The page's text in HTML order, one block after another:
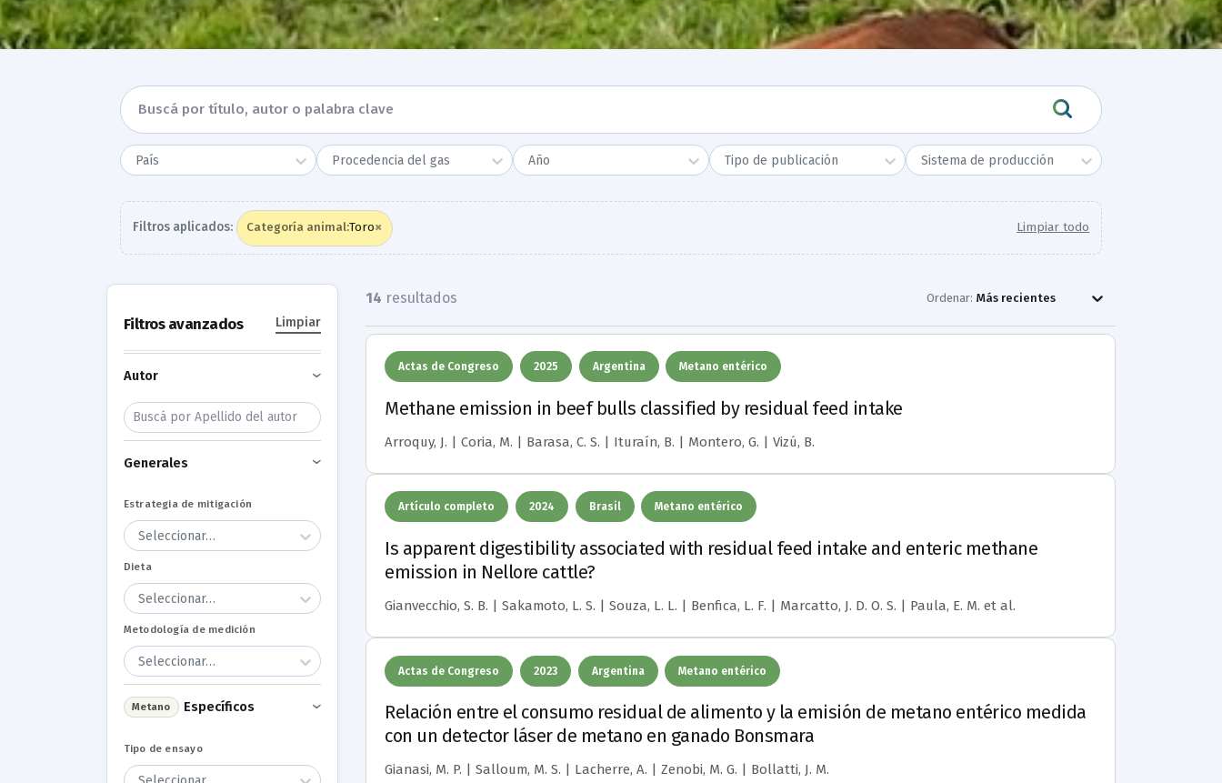
País Procedencia del gas Año Tipo de publicación Sistema de producción
Filtros aplicados: Categoría animal:Toro× Limpiar todo
Filtros avanzados Limpiar
Autor ›
Generales ›
Estrategia de mitigación
Seleccionar…
Dieta
Seleccionar…
Metodología de medición
Seleccionar…
Metano Específicos ›
Tipo de ensayo
14 resultados Ordenar: Más recientes
Actas de Congreso 2025 Argentina Metano entérico
Methane emission in beef bulls classified by residual feed intake
Arroquy, J. | Coria, M. | Barasa, C. S. | Ituraín, B. | Montero, G. | Vizú, B.
Artículo completo 2024 Brasil Metano entérico
Is apparent digestibility associated with residual feed intake and enteric methane
emission in Nellore cattle?
Gianvecchio, S. B. | Sakamoto, L. S. | Souza, L. L. | Benfica, L. F. | Marcatto, J. D. O. S. | Paula, E. M. et al.
Actas de Congreso 2023 Argentina Metano entérico
Relación entre el consumo residual de alimento y la emisión de metano entérico medida
con un detector láser de metano en ganado Bonsmara
Gianasi, M. P. | Salloum, M. S. | Lacherre, A. | Zenobi, M. G. | Bollatti, J. M.